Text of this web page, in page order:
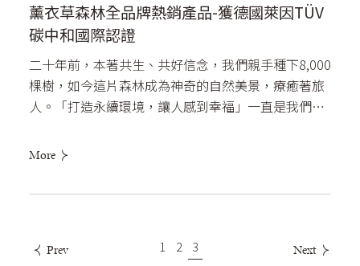
薰衣草森林全品牌熱銷產品-獲德國萊因TÜV
碳中和國際認證
二十年前，本著共生、共好信念，我們親手種下8,000
棵樹，如今這片森林成為神奇的自然美景，療癒著旅
人。「打造永續環境，讓人感到幸福」一直是我們
More
Prev 1 2 3 Next